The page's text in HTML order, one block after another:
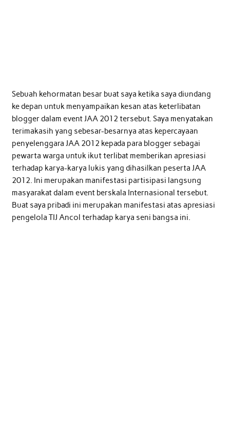
Sebuah kehormatan besar buat saya ketika saya diundang
ke depan untuk menyampaikan kesan atas keterlibatan
blogger dalam event JAA 2012 tersebut. Saya menyatakan
terimakasih yang sebesar-besarnya atas kepercayaan
penyelenggara JAA 2012 kepada para blogger sebagai
pewarta warga untuk ikut terlibat memberikan apresiasi
terhadap karya-karya lukis yang dihasilkan peserta JAA
2012. Ini merupakan manifestasi partisipasi langsung
masyarakat dalam event berskala Internasional tersebut.
Buat saya pribadi ini merupakan manifestasi atas apresiasi
pengelola TIJ Ancol terhadap karya seni bangsa ini.